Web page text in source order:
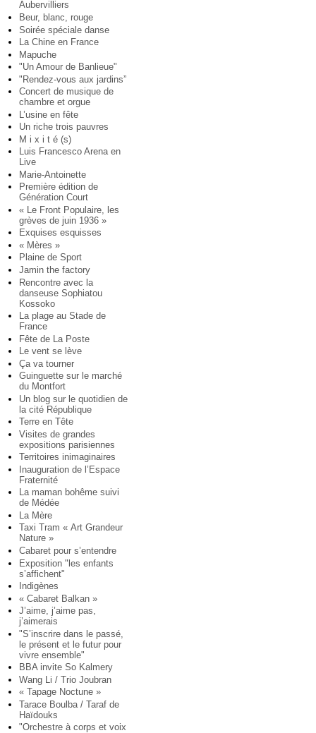
Aubervilliers
Beur, blanc, rouge
Soirée spéciale danse
La Chine en France
Mapuche
"Un Amour de Banlieue"
"Rendez-vous aux jardins”
Concert de musique de
chambre et orgue
L’usine en fête
Un riche trois pauvres
M i x i t é (s)
Luis Francesco Arena en
Live
Marie-Antoinette
Première édition de
Génération Court
« Le Front Populaire, les
grèves de juin 1936 »
Exquises esquisses
« Mères »
Plaine de Sport
Jamin the factory
Rencontre avec la
danseuse Sophiatou
Kossoko
La plage au Stade de
France
Fête de La Poste
Le vent se lève
Ça va tourner
Guinguette sur le marché
du Montfort
Un blog sur le quotidien de
la cité République
Terre en Tête
Visites de grandes
expositions parisiennes
Territoires inimaginaires
Inauguration de l’Espace
Fraternité
La maman bohême suivi
de Médée
La Mère
Taxi Tram « Art Grandeur
Nature »
Cabaret pour s’entendre
Exposition "les enfants
s’affichent"
Indigènes
« Cabaret Balkan »
J’aime, j’aime pas,
j’aimerais
"S’inscrire dans le passé,
le présent et le futur pour
vivre ensemble"
BBA invite So Kalmery
Wang Li / Trio Joubran
« Tapage Noctune »
Tarace Boulba / Taraf de
Haïdouks
"Orchestre à corps et voix